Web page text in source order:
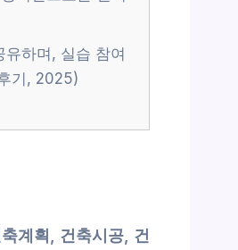
하며, 실습 참여
기, 2025)
계획, 건축시공, 건